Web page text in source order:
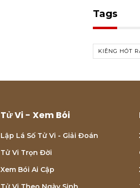
Tags
KIÊNG HÓT
Tử Vi - Xem Bói
Lập Lá Số Tử Vi - Giải Đoán
Tử Vi Trọn Đời
Xem Bói Ai Cập